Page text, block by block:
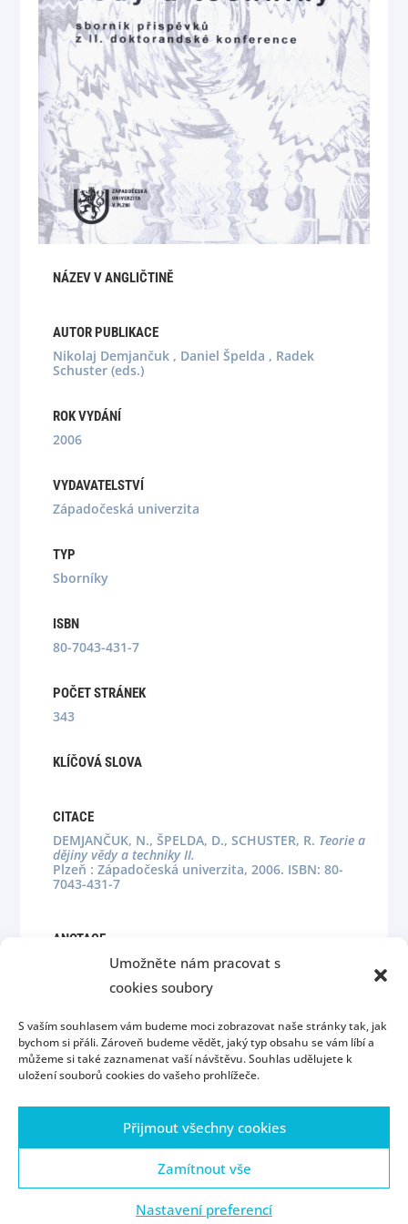
Umožněte nám pracovat s
cookies soubory
S vaším souhlasem vám budeme moci zobrazovat naše stránky tak, jak
bychom si přáli. Zároveň budeme vědět, jaký typ obsahu se vám líbí a
můžeme si také zaznamenat vaší návštěvu. Souhlas udělujete k
uložení souborů cookies do vašeho prohlížeče.
Přijmout všechny cookies
Zamítnout vše
Nastavení preferencí
NÁZEV V ANGLIČTINĚ
AUTOR PUBLIKACE
Nikolaj Demjančuk , Daniel Špelda , Radek
Schuster (eds.)
ROK VYDÁNÍ
2006
VYDAVATELSTVÍ
Západočeská univerzita
TYP
Sborníky
ISBN
80-7043-431-7
POČET STRÁNEK
343
KLÍČOVÁ SLOVA
CITACE
DEMJANČUK, N., ŠPELDA, D., SCHUSTER, R. Teorie a
dějiny vědy a techniky II.
Plzeň : Západočeská univerzita, 2006. ISBN: 80-
7043-431-7
ANOTACE
Úvod Kontakt
Konzultační hodiny
Přijímací řízení
Portál ZČU Webmail